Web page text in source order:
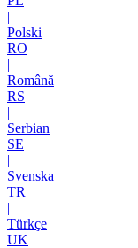
|
Polski
RO
|
Română
RS
|
Serbian
SE
|
Svenska
TR
|
Türkçe
UK